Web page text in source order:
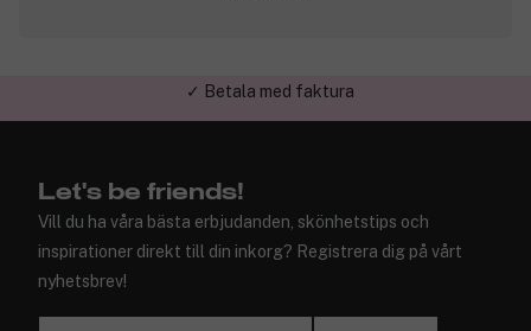
✓ Trygg E-handel
Let's be friends!
Vill du ha våra bästa erbjudanden, skönhetstips och
inspirationer direkt till din inkorg? Registrera dig på vårt
nyhetsbrev!